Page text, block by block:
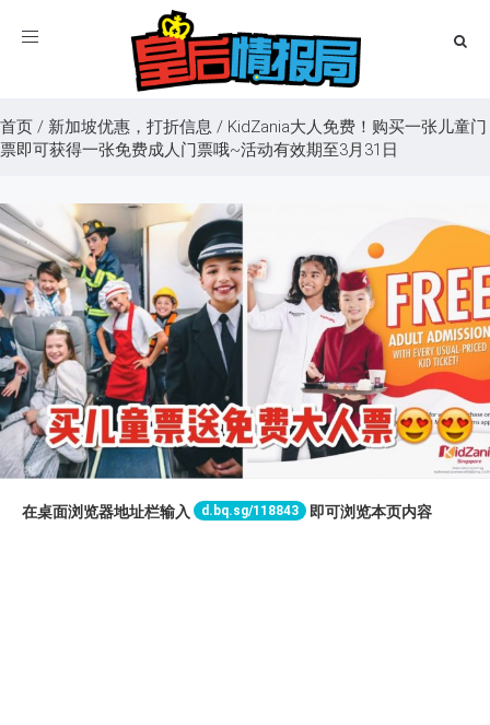
Toggle
首页 / 新加坡优惠，打折信息 / KidZania大人免费！购买一张儿童门
票即可获得一张免费成人门票哦~活动有效期至3月31日
在桌面浏览器地址栏输入 d.bq.sg/118843 即可浏览本页内容